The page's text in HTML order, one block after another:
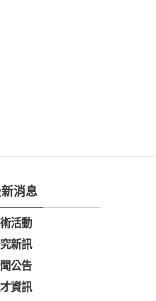
消息
活動
新訊
公告
資訊